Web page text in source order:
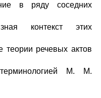
в ряду соседних
контекст этих
теории речевых актов
М. М.